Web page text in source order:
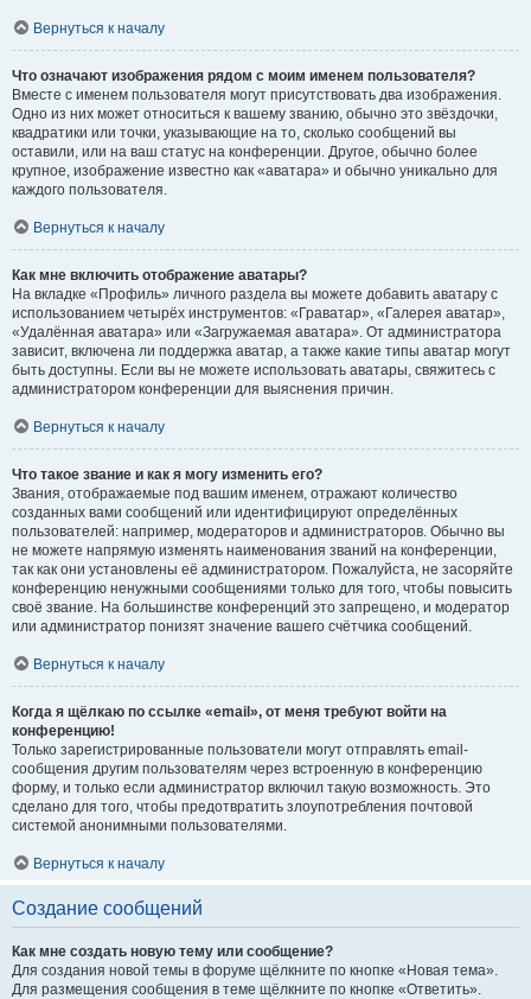
Вернуться к началу
Что означают изображения рядом с моим именем пользователя?
Вместе с именем пользователя могут присутствовать два изображения.
Одно из них может относиться к вашему званию, обычно это звёздочки,
квадратики или точки, указывающие на то, сколько сообщений вы
оставили, или на ваш статус на конференции. Другое, обычно более
крупное, изображение известно как «аватара» и обычно уникально для
каждого пользователя.
Вернуться к началу
Как мне включить отображение аватары?
На вкладке «Профиль» личного раздела вы можете добавить аватару с
использованием четырёх инструментов: «Граватар», «Галерея аватар»,
«Удалённая аватара» или «Загружаемая аватара». От администратора
зависит, включена ли поддержка аватар, а также какие типы аватар могут
быть доступны. Если вы не можете использовать аватары, свяжитесь с
администратором конференции для выяснения причин.
Вернуться к началу
Что такое звание и как я могу изменить его?
Звания, отображаемые под вашим именем, отражают количество
созданных вами сообщений или идентифицируют определённых
пользователей: например, модераторов и администраторов. Обычно вы
не можете напрямую изменять наименования званий на конференции,
так как они установлены её администратором. Пожалуйста, не засоряйте
конференцию ненужными сообщениями только для того, чтобы повысить
своё звание. На большинстве конференций это запрещено, и модератор
или администратор понизят значение вашего счётчика сообщений.
Вернуться к началу
Когда я щёлкаю по ссылке «email», от меня требуют войти на
конференцию!
Только зарегистрированные пользователи могут отправлять email-
сообщения другим пользователям через встроенную в конференцию
форму, и только если администратор включил такую возможность. Это
сделано для того, чтобы предотвратить злоупотребления почтовой
системой анонимными пользователями.
Вернуться к началу
Создание сообщений
Как мне создать новую тему или сообщение?
Для создания новой темы в форуме щёлкните по кнопке «Новая тема».
Для размещения сообщения в теме щёлкните по кнопке «Ответить».